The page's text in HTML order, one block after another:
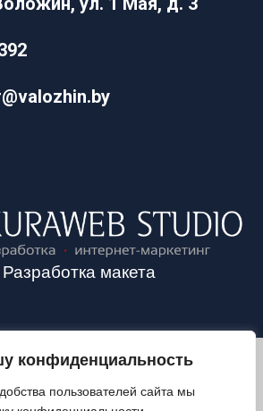
конфиденциальность
пользователей сайта мы
Разработка макета
- НОВОСТИ ВОЛОЖИНСКОГО РАЙОНА